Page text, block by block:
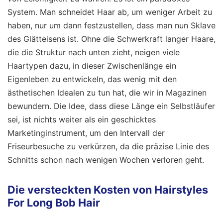
System. Man schneidet Haar ab, um weniger Arbeit zu
haben, nur um dann festzustellen, dass man nun Sklave
des Glätteisens ist. Ohne die Schwerkraft langer Haare,
die die Struktur nach unten zieht, neigen viele
Haartypen dazu, in dieser Zwischenlänge ein
Eigenleben zu entwickeln, das wenig mit den
ästhetischen Idealen zu tun hat, die wir in Magazinen
bewundern. Die Idee, dass diese Länge ein Selbstläufer
sei, ist nichts weiter als ein geschicktes
Marketinginstrument, um den Intervall der
Friseurbesuche zu verkürzen, da die präzise Linie des
Schnitts schon nach wenigen Wochen verloren geht.
Die versteckten Kosten von Hairstyles
For Long Bob Hair